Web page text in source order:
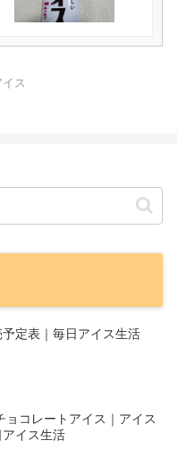
ス
定表｜毎日アイス生活
ョコレートアイス｜アイス
イス生活